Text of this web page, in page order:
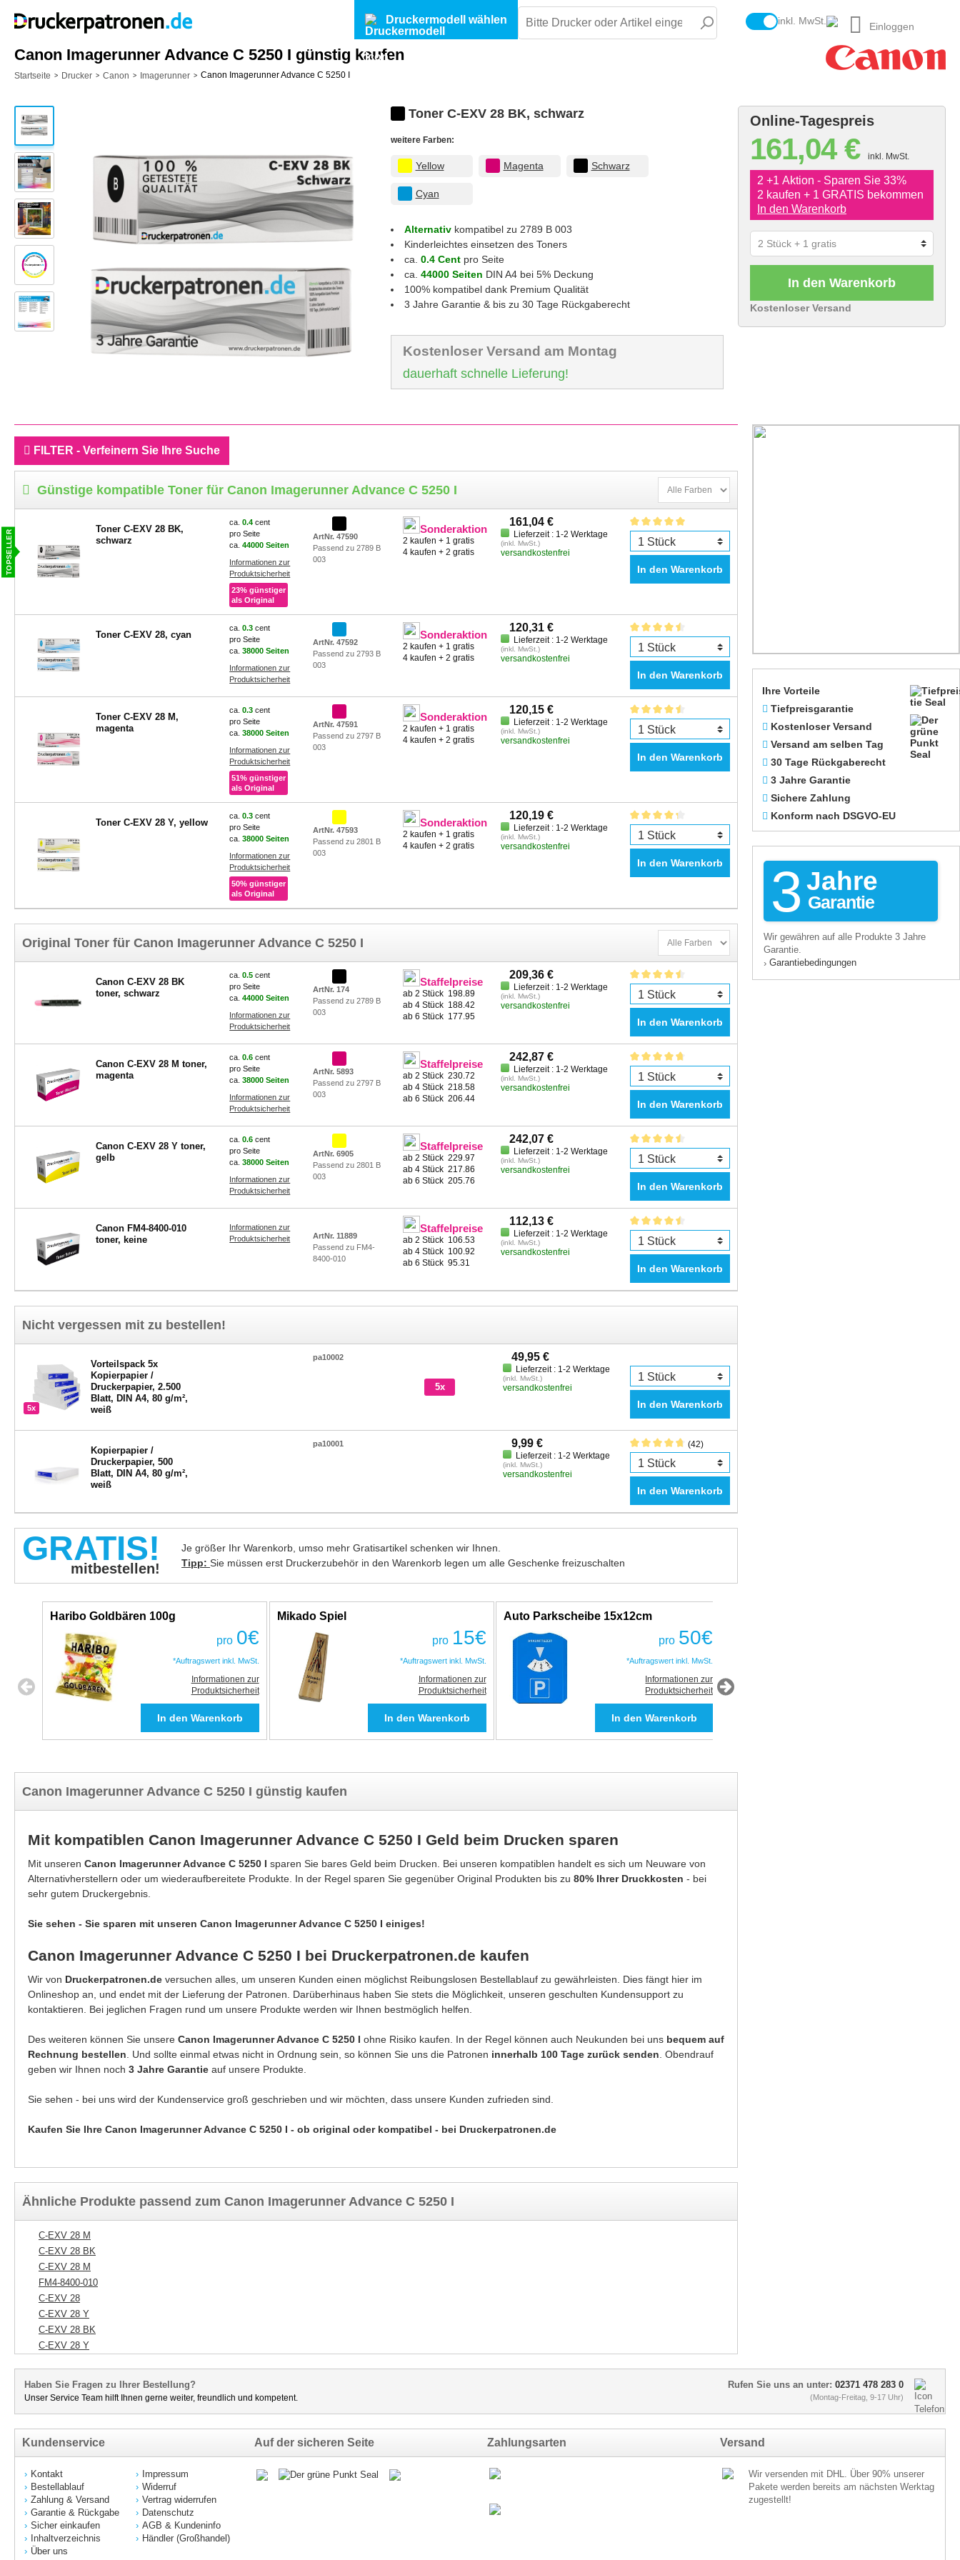
Druckermodell wählen inkl. MwSt. Einloggen
Canon Imagerunner Advance C 5250 I günstig kaufen
Startseite > Drucker > Canon > Imagerunner > Canon Imagerunner Advance C 5250 I
Toner C-EXV 28 BK, schwarz
weitere Farben:
Yellow Magenta Schwarz
Cyan
Alternativ kompatibel zu 2789 B 003
Kinderleichtes einsetzen des Toners
ca. 0.4 Cent pro Seite
ca. 44000 Seiten DIN A4 bei 5% Deckung
100% kompatibel dank Premium Qualität
3 Jahre Garantie & bis zu 30 Tage Rückgaberecht
Kostenloser Versand am Montag
dauerhaft schnelle Lieferung!
Online-Tagespreis
161,04 € inkl. MwSt.
2 +1 Aktion - Sparen Sie 33%
2 kaufen + 1 GRATIS bekommen
In den Warenkorb
In den Warenkorb
Kostenloser Versand
FILTER - Verfeinern Sie Ihre Suche
Günstige kompatible Toner für Canon Imagerunner Advance C 5250 I
Toner C-EXV 28 BK,
schwarz
ca.0.4cent
pro Seite
ca.44000 Seiten
Informationen zur
Produktsicherheit
23% günstiger
als Original
ArtNr. 47590
Passend zu 2789 B
003
Sonderaktion
2 kaufen + 1 gratis
4 kaufen + 2 gratis
161,04 €
Lieferzeit : 1-2 Werktage
(inkl. MwSt.)
versandkostenfrei
In den Warenkorb
Toner C-EXV 28, cyan
ca.0.3cent
pro Seite
ca.38000 Seiten
Informationen zur
Produktsicherheit
ArtNr. 47592
Passend zu 2793 B
003
Sonderaktion
2 kaufen + 1 gratis
4 kaufen + 2 gratis
120,31 €
Lieferzeit : 1-2 Werktage
(inkl. MwSt.)
versandkostenfrei
In den Warenkorb
Toner C-EXV 28 M,
magenta
ca.0.3cent
pro Seite
ca.38000 Seiten
Informationen zur
Produktsicherheit
51% günstiger
als Original
ArtNr. 47591
Passend zu 2797 B
003
Sonderaktion
2 kaufen + 1 gratis
4 kaufen + 2 gratis
120,15 €
Lieferzeit : 1-2 Werktage
(inkl. MwSt.)
versandkostenfrei
In den Warenkorb
Toner C-EXV 28 Y, yellow
ca.0.3cent
pro Seite
ca.38000 Seiten
Informationen zur
Produktsicherheit
50% günstiger
als Original
ArtNr. 47593
Passend zu 2801 B
003
Sonderaktion
2 kaufen + 1 gratis
4 kaufen + 2 gratis
120,19 €
Lieferzeit : 1-2 Werktage
(inkl. MwSt.)
versandkostenfrei
In den Warenkorb
Original Toner für Canon Imagerunner Advance C 5250 I
Canon C-EXV 28 BK
toner, schwarz
ca.0.5cent
pro Seite
ca.44000 Seiten
Informationen zur
Produktsicherheit
ArtNr. 174
Passend zu 2789 B
003
Staffelpreise
ab 2 Stück 198.89
ab 4 Stück 188.42
ab 6 Stück 177.95
209,36 €
Lieferzeit : 1-2 Werktage
(inkl. MwSt.)
versandkostenfrei
In den Warenkorb
Canon C-EXV 28 M toner,
magenta
ca.0.6cent
pro Seite
ca.38000 Seiten
Informationen zur
Produktsicherheit
ArtNr. 5893
Passend zu 2797 B
003
Staffelpreise
ab 2 Stück230.72
ab 4 Stück218.58
ab 6 Stück206.44
242,87 €
Lieferzeit : 1-2 Werktage
(inkl. MwSt.)
versandkostenfrei
In den Warenkorb
Canon C-EXV 28 Y toner,
gelb
ca.0.6cent
pro Seite
ca.38000 Seiten
Informationen zur
Produktsicherheit
ArtNr. 6905
Passend zu 2801 B
003
Staffelpreise
ab 2 Stück229.97
ab 4 Stück217.86
ab 6 Stück205.76
242,07 €
Lieferzeit : 1-2 Werktage
(inkl. MwSt.)
versandkostenfrei
In den Warenkorb
Canon FM4-8400-010
toner, keine
Informationen zur
Produktsicherheit
ArtNr. 11889
Passend zu FM4-
8400-010
Staffelpreise
ab 2 Stück 106.53
ab 4 Stück 100.92
ab 6 Stück95.31
112,13 €
Lieferzeit : 1-2 Werktage
(inkl. MwSt.)
versandkostenfrei
In den Warenkorb
Nicht vergessen mit zu bestellen!
5x
Vorteilspack 5x
Kopierpapier /
Druckerpapier, 2.500
Blatt, DIN A4, 80 g/m²,
weiß
pa10002
5x
49,95 €
Lieferzeit : 1-2 Werktage
(inkl. MwSt.)
versandkostenfrei
In den Warenkorb
Kopierpapier /
Druckerpapier, 500
Blatt, DIN A4, 80 g/m²,
weiß
pa10001 9,99 €
Lieferzeit : 1-2 Werktage
(inkl. MwSt.)
versandkostenfrei
(42)
In den Warenkorb
GRATIS!
mitbestellen!
Je größer Ihr Warenkorb, umso mehr Gratisartikel schenken wir Ihnen.
Tipp: Sie müssen erst Druckerzubehör in den Warenkorb legen um alle Geschenke freizuschalten
Haribo Goldbären 100g
pro 0€
*Auftragswert inkl. MwSt.
Informationen zur
Produktsicherheit
Mikado Spiel
pro 15€
*Auftragswert inkl. MwSt.
Informationen zur
Produktsicherheit
Auto Parkscheibe 15x12cm
pro 50€
*Auftragswert inkl. MwSt.
Informationen zur
Produktsicherheit
Canon Imagerunner Advance C 5250 I günstig kaufen
Mit kompatiblen Canon Imagerunner Advance C 5250 I Geld beim Drucken sparen
Mit unseren Canon Imagerunner Advance C 5250 I sparen Sie bares Geld beim Drucken. Bei unseren kompatiblen handelt es sich um Neuware von
Alternativherstellern oder um wiederaufbereitete Produkte. In der Regel sparen Sie gegenüber Original Produkten bis zu 80% Ihrer Druckkosten - bei
sehr gutem Druckergebnis.
Sie sehen - Sie sparen mit unseren Canon Imagerunner Advance C 5250 I einiges!
Canon Imagerunner Advance C 5250 I bei Druckerpatronen.de kaufen
Wir von Druckerpatronen.de versuchen alles, um unseren Kunden einen möglichst Reibungslosen Bestellablauf zu gewährleisten. Dies fängt hier im
Onlineshop an, und endet mit der Lieferung der Patronen. Darüberhinaus haben Sie stets die Möglichkeit, unseren geschulten Kundensupport zu
kontaktieren. Bei jeglichen Fragen rund um unsere Produkte werden wir Ihnen bestmöglich helfen.
Des weiteren können Sie unsere Canon Imagerunner Advance C 5250 I ohne Risiko kaufen. In der Regel können auch Neukunden bei uns bequem auf
Rechnung bestellen . Und sollte einmal etwas nicht in Ordnung sein, so können Sie uns die Patronen innerhalb 100 Tage zurück senden . Obendrauf
geben wir Ihnen noch 3 Jahre Garantie auf unsere Produkte.
Sie sehen - bei uns wird der Kundenservice groß geschrieben und wir möchten, dass unsere Kunden zufrieden sind.
Kaufen Sie Ihre Canon Imagerunner Advance C 5250 I - ob original oder kompatibel - bei Druckerpatronen.de
Ähnliche Produkte passend zum Canon Imagerunner Advance C 5250 I
C-EXV 28 M
C-EXV 28 BK
C-EXV 28 M
FM4-8400-010
C-EXV 28
C-EXV 28 Y
C-EXV 28 BK
C-EXV 28 Y
Ihre Vorteile
Tiefpreisgarantie
Kostenloser Versand
Versand am selben Tag
30 Tage Rückgaberecht
3 Jahre Garantie
Sichere Zahlung
Konform nach DSGVO-EU
3 Jahre
Garantie
Wir gewähren auf alle Produkte 3 Jahre
Garantie.
› Garantiebedingungen
Haben Sie Fragen zu Ihrer Bestellung?
Unser Service Team hilft Ihnen gerne weiter, freundlich und kompetent.
Rufen Sie uns an unter: 02371 478 283 0
(Montag-Freitag, 9-17 Uhr)
Kundenservice
Kontakt
Bestellablauf
Zahlung & Versand
Garantie & Rückgabe
Sicher einkaufen
Inhaltverzeichnis
Über uns
Impressum
Widerruf
Vertrag widerrufen
Datenschutz
AGB & Kundeninfo
Händler (Großhandel)
Auf der sicheren Seite Zahlungsarten Versand
Wir versenden mit DHL. Über 90% unserer
Pakete werden bereits am nächsten Werktag
zugestellt!